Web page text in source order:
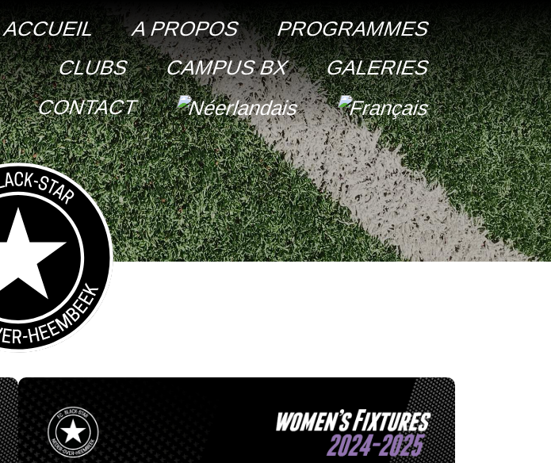
ACCUEIL A PROPOS
PROGRAMMES
CLUBS
CAMPUS BX
GALERIES
CONTACT